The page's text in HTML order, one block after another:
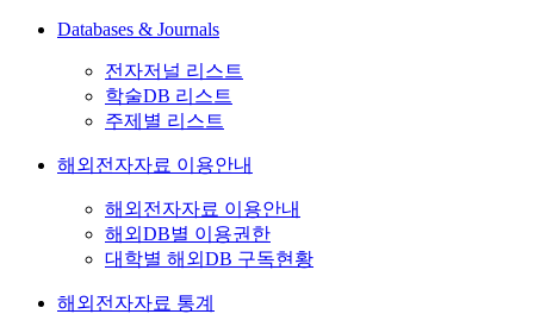
Databases & Journals
전자저널 리스트
학술DB 리스트
주제별 리스트
해외전자자료 이용안내
해외전자자료 이용안내
해외DB별 이용권한
대학별 해외DB 구독현황
해외전자자료 통계